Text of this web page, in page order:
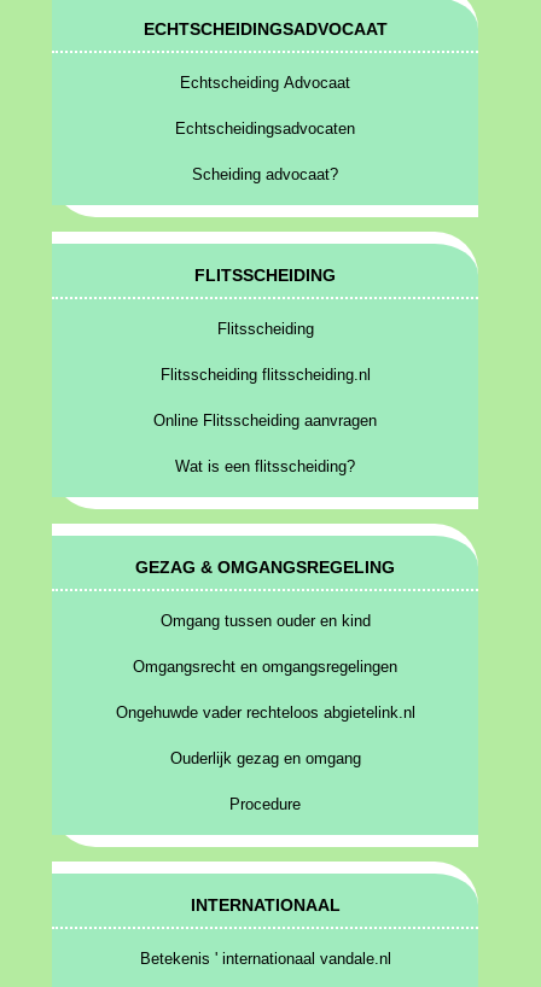
ECHTSCHEIDINGSADVOCAAT
Echtscheiding Advocaat
Echtscheidingsadvocaten
Scheiding advocaat?
FLITSSCHEIDING
Flitsscheiding
Flitsscheiding flitsscheiding.nl
Online Flitsscheiding aanvragen
Wat is een flitsscheiding?
GEZAG & OMGANGSREGELING
Omgang tussen ouder en kind
Omgangsrecht en omgangsregelingen
Ongehuwde vader rechteloos abgietelink.nl
Ouderlijk gezag en omgang
Procedure
INTERNATIONAAL
Betekenis ' internationaal vandale.nl